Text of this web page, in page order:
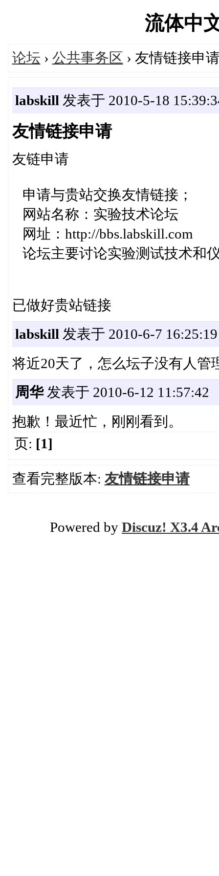
流体中
论坛 › 公共事务区 › 友情链接申
labskill 发表于 2010-5-18
友情链接申请
友链申请
申请与贵站交换友情链接；
网站名称：实验技术论坛
网址：http://bbs.labskill.com
论坛主要讨论实验测试技术和
已做好贵站链接
labskill 发表于 2010-6-7 16:25:19
将近20天了，怎么坛子没有人管
周华发表于 2010-6-12 11:57:42
抱歉！最近忙，刚刚看到。
页: [1]
查看完整版本: 友情链接申请
Powered by Discuz! X3.4